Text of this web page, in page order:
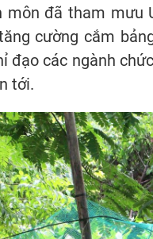
môn đã tham mưu
cường cắm
đạo các ngành
tới.